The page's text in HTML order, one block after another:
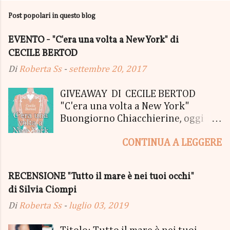
Post popolari in questo blog
EVENTO - "C'era una volta a New York" di
CECILE BERTOD
Di Roberta Ss - settembre 20, 2017
GIVEAWAY DI CECILE BERTOD
"C'era una volta a New York"
Buongiorno Chiacchierine, oggi
lanciamo il SUPER MEGA GIVEAWAY
05 Ottobre di "C'era una volta a
New York", edito Newton Compton.
Un Giveaway molto ricco per la
CONTINUA A LEGGERE
RECENSIONE "Tutto il mare è nei tuoi occhi"
di Silvia Ciompi
Di Roberta Ss - luglio 03, 2019